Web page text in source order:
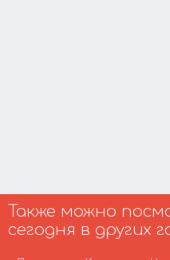
Также можно
сегодня в других